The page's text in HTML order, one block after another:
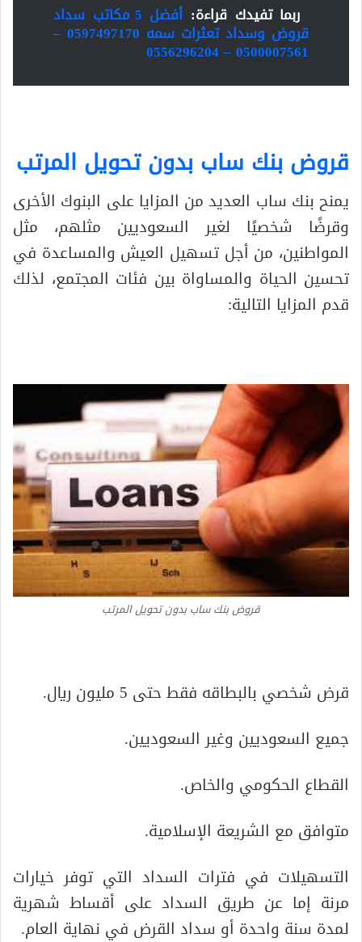
ربما تفيدك قراءة: أفضل 5 مكاتب سداد
قروض وسداد تعثرات سمه 0597497170 –
0500007561 – 0556296204
قروض بنك ساب بدون تحويل المرتب
يمنح بنك ساب العديد من المزايا على البنوك الأخرى
وقرضًا شخصيًا لغير السعوديين مثلهم، مثل
المواطنين، من أجل تسهيل العيش والمساعدة في
تحسين الحياة والمساواة بين فئات المجتمع، لذلك
قدم المزايا التالية:
قروض بنك ساب بدون تحويل المرتب
قرض شخصي بالبطاقه فقط حتى 5 مليون ريال.
جميع السعوديين وغير السعوديين.
القطاع الحكومي والخاص.
متوافق مع الشريعة الإسلامية.
التسهيلات في فترات السداد التي توفر خيارات
مرنة إما عن طريق السداد على أقساط شهرية
لمدة سنة واحدة أو سداد القرض في نهاية العام.